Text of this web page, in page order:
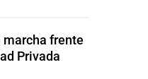
marcha frente
Privada